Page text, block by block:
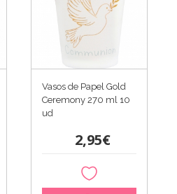
Vasos de Papel Gold
Ceremony 270 ml 10
ud
2,95€